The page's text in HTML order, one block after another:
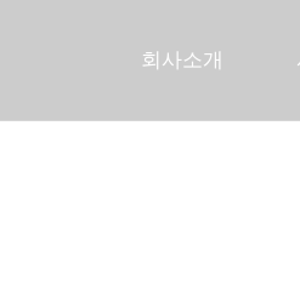
회사소개